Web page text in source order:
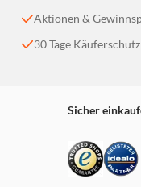
Aktionen &
30 Tage
Sicher